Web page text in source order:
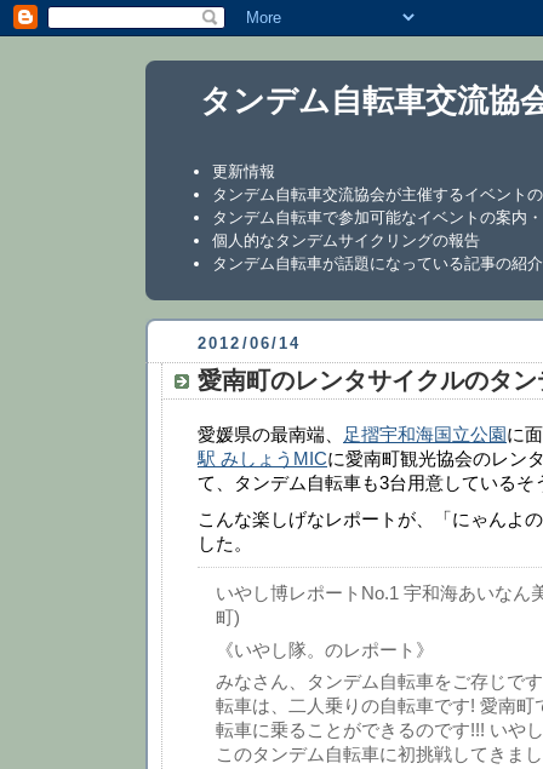
タンデム自転車交流協
更新情報
タンデム自転車交流協会が主催するイベント
タンデム自転車で参加可能なイベントの案内
個人的なタンデムサイクリングの報告
タンデム自転車が話題になっている記事の紹介
2012/06/14
愛南町のレンタサイクルのタ
愛媛県の最南端、 足摺宇和海国立公園に
駅 みしょうMICに愛南町観光協会のレン
て、タンデム自転車も3台用意しているそ
こんな楽しげなレポートが、「にゃんよ
した。
いやし博レポートNo.1 宇和海あいなん
町)
《いやし隊。のレポート》
みなさん、タンデム自転車をご存じで
転車は、二人乗りの自転車です! 愛南町
転車に乗ることができるのです!!! いや
このタンデム自転車に初挑戦してきま